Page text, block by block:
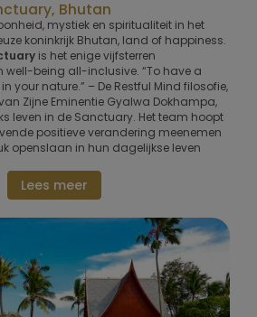
Bhutan
mystiek en spiritualiteit in het
koninkrijk Bhutan, land of happiness.
is het enige vijfsterren
well-being all-inclusive. “To have a
your nature.” – De Restful Mind filosofie,
Zijne Eminentie Gyalwa Dokhampa,
leven in de Sanctuary. Het team hoopt
positieve verandering meenemen
openslaan in hun dagelijkse leven
Lees meer